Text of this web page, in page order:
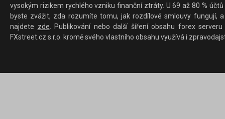
vysokým rizikem rychlého vzniku finanční ztráty. U 69 až 80 %
byste zvážit, zda rozumíte tomu, jak rozdílové smlouvy fungují,
najdete zde. Publikování nebo další šíření obsahu forex
FXstreet.cz s.r.o. kromě svého vlastního obsahu využívá i